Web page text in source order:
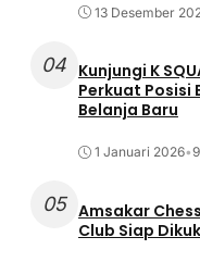
13 Desember
04 Kunjungi K
Perkuat
Belanja Baru
1 Januari 2026•
05 Amsakar
Club Siap